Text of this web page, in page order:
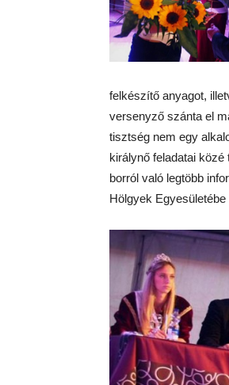
felkészítő anyagot,
versenyző szánta el
tisztség nem egy
királynő feladatai
borról való legtöbb
Hölgyek Egyesületébe